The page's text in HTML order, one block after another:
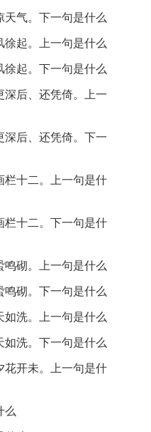
清澈如银。
水面。
。
薄的窗帘。
气。下一句是什么
起。上一句是什么
起。下一句是什么
后、还凭倚。上一
后、还凭倚。下一
栏十二。上一句是什
栏十二。下一句是什
砌。上一句是什么
砌。下一句是什么
洗。上一句是什么
洗。下一句是什么
开未。上一句是什
么